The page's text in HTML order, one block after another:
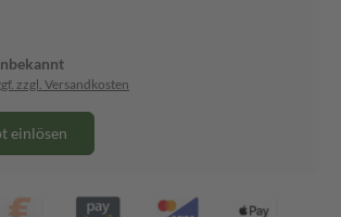
zzgl. Versandkosten
einlösen